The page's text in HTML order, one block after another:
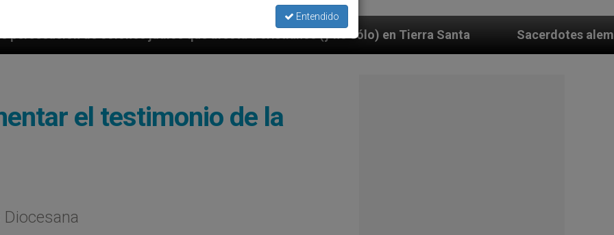
judíos que afecta a cristianos (y no sólo) en Tierra Santa Sacerdotes alemanes fieles al Papa
el testimonio de la
Entendido